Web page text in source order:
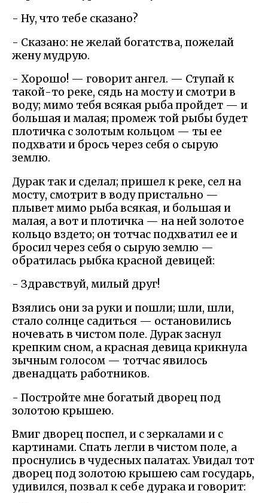
- Ну, что тебе сказано?
- Сказано: не желай богатства, пожелай
жену мудрую.
- Хорошо! — говорит ангел. — Ступай к
такой-то реке, сядь на мосту и смотри в
воду; мимо тебя всякая рыба пройдет — и
большая и малая; промеж той рыбы будет
плотичка с золотым кольцом — ты ее
подхвати и брось через себя о сырую
землю.
Дурак так и сделал; пришел к реке, сел на
мосту, смотрит в воду пристально —
плывет мимо рыба всякая, и большая и
малая, а вот и плотичка — на ней золотое
кольцо вздето; он тотчас подхватил ее и
бросил через себя о сырую землю —
обратилась рыбка красной девицей:
- Здравствуй, милый друг!
Взялись они за руки и пошли; шли, шли,
стало солнце садиться — остановились
ночевать в чистом поле. Дурак заснул
крепким сном, а красная девица крикнула
зычным голосом — тотчас явилось
двенадцать работников.
- Постройте мне богатый дворец под
золотою крышею.
Вмиг дворец поспел, и с зеркалами и с
картинами. Спать легли в чистом поле, а
проснулись в чудесных палатах. Увидал тот
дворец под золотою крышею сам государь,
удивился, позвал к себе дурака и говорит: